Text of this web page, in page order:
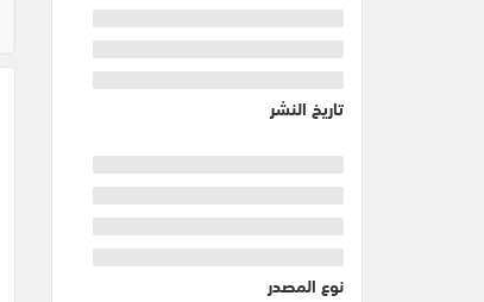
تاريخ النشر
نوع المصدر